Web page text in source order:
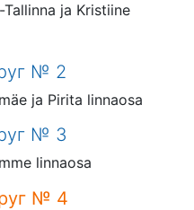
ja Kristiine
№ 2
ja Pirita linnaosa
№ 3
linnaosa
№ 4